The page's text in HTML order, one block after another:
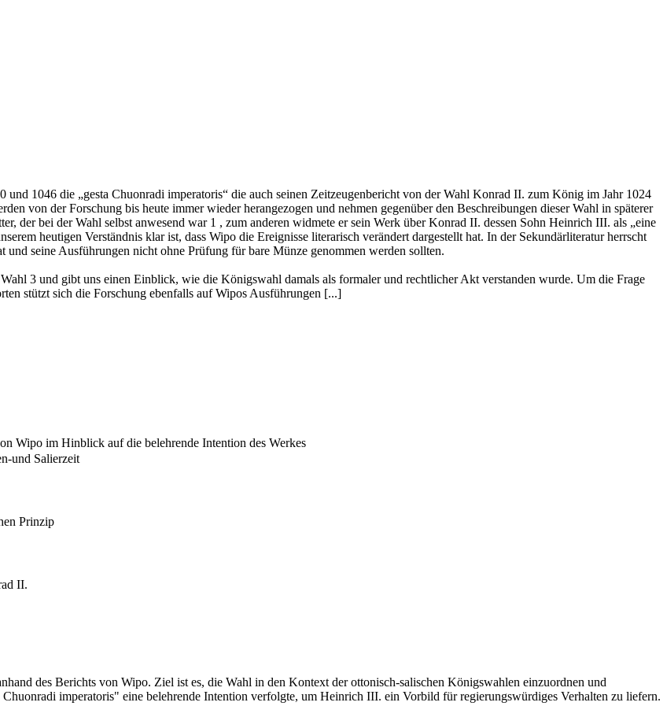
1046 die „gesta Chuonradi imperatoris“ die auch seinen Zeitzeugenbericht von der Wahl Konrad II. zum König im Jahr 1024
von der Forschung bis heute immer wieder herangezogen und nehmen gegenüber den Beschreibungen dieser Wahl in späterer
der bei der Wahl selbst anwesend war 1 , zum anderen widmete er sein Werk über Konrad II. dessen Sohn Heinrich III. als „eine
heutigen Verständnis klar ist, dass Wipo die Ereignisse literarisch verändert dargestellt hat. In der Sekundärliteratur herrscht
seine Ausführungen nicht ohne Prüfung für bare Münze genommen werden sollten.
3 und gibt uns einen Einblick, wie die Königswahl damals als formaler und rechtlicher Akt verstanden wurde. Um die Frage
stützt sich die Forschung ebenfalls auf Wipos Ausführungen [...]
Wipo im Hinblick auf die belehrende Intention des Werkes
und Salierzeit
Prinzip
II.
des Berichts von Wipo. Ziel ist es, die Wahl in den Kontext der ottonisch-salischen Königswahlen einzuordnen und
imperatoris" eine belehrende Intention verfolgte, um Heinrich III. ein Vorbild für regierungswürdiges Verhalten zu liefern.